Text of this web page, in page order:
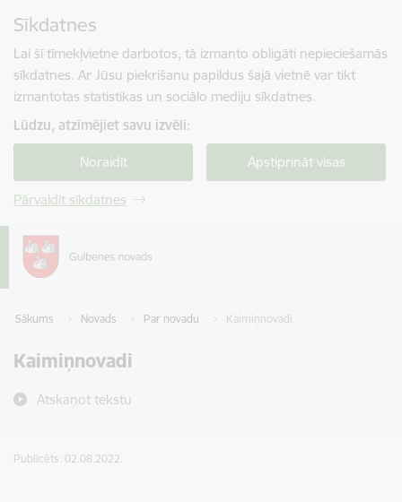
Sīkdatnes
Lai šī tīmekļvietne darbotos, tā izmanto obligāti nepieciešamās
sīkdatnes. Ar Jūsu piekrišanu papildus šajā vietnē var tikt
izmantotas statistikas un sociālo mediju sīkdatnes.
Lūdzu, atzīmējiet savu izvēli:
Noraidīt Apstiprināt visas
Pārvaldīt sīkdatnes
Sākums Novads Par novadu Kaimiņnovadi
Kaimiņnovadi
Atskaņot tekstu
Publicēts: 02.08.2022.